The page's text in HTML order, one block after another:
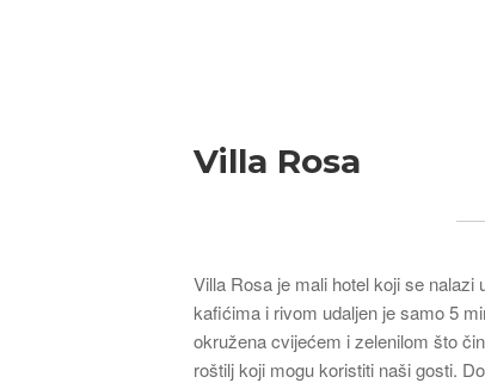
Villa Rosa
Villa Rosa je mali hotel koji se
kafićima i rivom udaljen je samo 5
okružena cvijećem i zelenilom što
roštilj koji mogu koristiti naši gosti.